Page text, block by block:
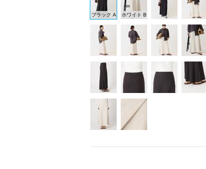
ブラック A ホワイト B